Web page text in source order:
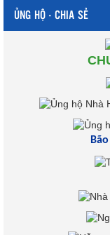
ỦNG HỘ - CHIA SẺ